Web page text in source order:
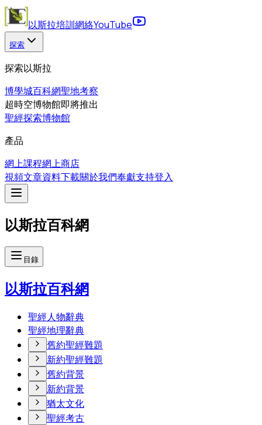
以斯拉培訓網絡YouTube
探索
探索以斯拉
博學城百科網聖地考察
超時空博物館即將推出
聖經探索博物館
產品
網上課程網上商店
視頻文章資料下載關於我們奉獻支持登入
以斯拉百科網
目錄
以斯拉百科網
聖經人物辭典
聖經地理辭典
舊約聖經難題
新約聖經難題
舊約背景
新約背景
猶太文化
聖經考古